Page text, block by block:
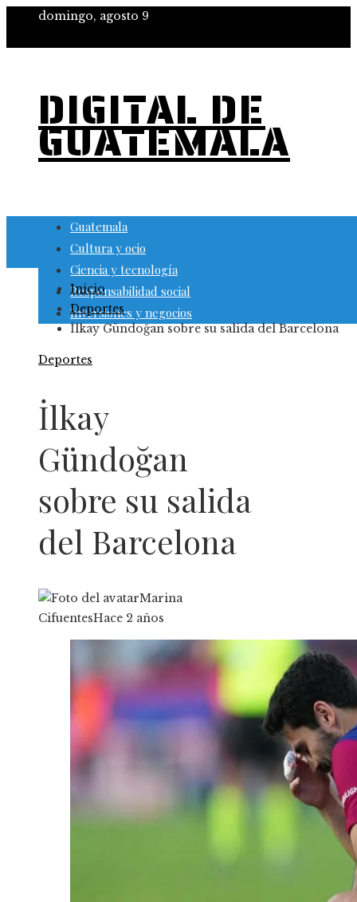
domingo, agosto 9
DIGITAL DE
GUATEMALA
Guatemala
Cultura y ocio
Ciencia y tecnología
Responsabilidad social
Inversiones y negocios
Inicio
Deportes
İlkay Gündoğan sobre su salida del Barcelona
Deportes
İlkay
Gündoğan
sobre su salida
del Barcelona
Marina
CifuentesHace 2 años